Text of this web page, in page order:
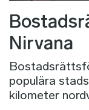
Nirvana
populära
kilometer